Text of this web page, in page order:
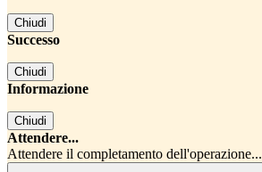
Chiudi
Successo
Chiudi
Informazione
Chiudi
Attendere...
Attendere il completamento dell'operazione...